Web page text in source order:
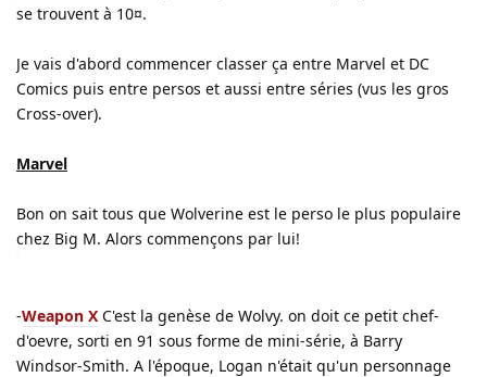
se trouvent à 10¤.
Je vais d'abord commencer classer ça entre Marvel et DC
Comics puis entre persos et aussi entre séries (vus les gros
Cross-over).
Marvel
Bon on sait tous que Wolverine est le perso le plus populaire
chez Big M. Alors commençons par lui!
-Weapon X C'est la genèse de Wolvy. on doit ce petit chef-
d'oevre, sorti en 91 sous forme de mini-série, à Barry
Windsor-Smith. A l'époque, Logan n'était qu'un personnage